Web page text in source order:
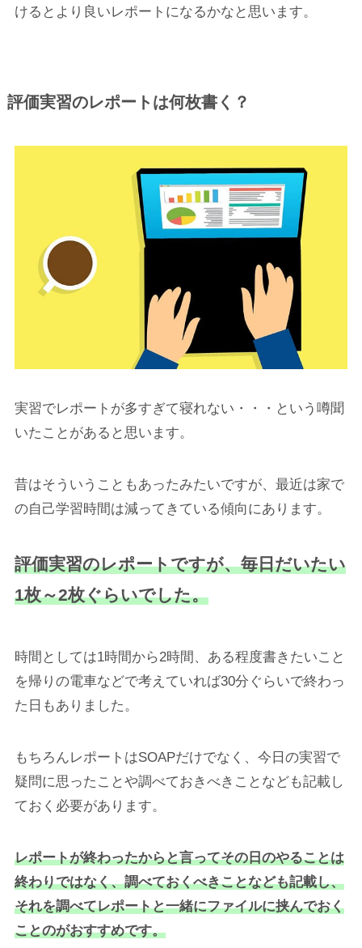
けるとより良いレポートになるかなと思います。
評価実習のレポートは何枚書く？
実習でレポートが多すぎて寝れない・・・という噂聞
いたことがあると思います。
昔はそういうこともあったみたいですが、最近は家で
の自己学習時間は減ってきている傾向にあります。
評価実習のレポートですが、毎日だいたい
1枚～2枚ぐらいでした。
時間としては1時間から2時間、ある程度書きたいこと
を帰りの電車などで考えていれば30分ぐらいで終わっ
た日もありました。
もちろんレポートはSOAPだけでなく、今日の実習で
疑問に思ったことや調べておきべきことなども記載し
ておく必要があります。
レポートが終わったからと言ってその日のやることは
終わりではなく、調べておくべきことなども記載し、
それを調べてレポートと一緒にファイルに挟んでおく
ことのがおすすめです。